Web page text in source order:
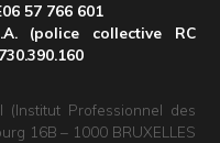
57 766 601
(police collective RC
(Institut Professionnel des
16B – 1000 BRUXELLES